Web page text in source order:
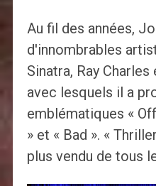
Au fil des années,
d'innombrables
Sinatra, Ray
avec lesquels il a
emblématiques «
» et « Bad ». «
plus vendu de tous